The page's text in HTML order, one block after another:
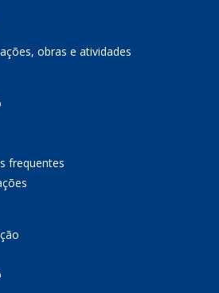
obras e atividades
frequentes